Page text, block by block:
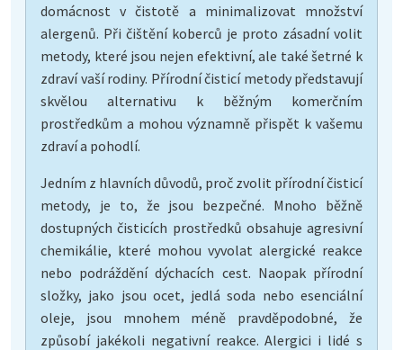
domácnost v čistotě a minimalizovat množství
alergenů. Při čištění koberců je proto zásadní volit
metody, které jsou nejen efektivní, ale také šetrné k
zdraví vaší rodiny. Přírodní čisticí metody představují
skvělou alternativu k běžným komerčním
prostředkům a mohou významně přispět k vašemu
zdraví a pohodlí.
Jedním z hlavních důvodů, proč zvolit přírodní čisticí
metody, je to, že jsou bezpečné. Mnoho běžně
dostupných čisticích prostředků obsahuje agresivní
chemikálie, které mohou vyvolat alergické reakce
nebo podráždění dýchacích cest. Naopak přírodní
složky, jako jsou ocet, jedlá soda nebo esenciální
oleje, jsou mnohem méně pravděpodobné, že
způsobí jakékoli negativní reakce. Alergici i lidé s